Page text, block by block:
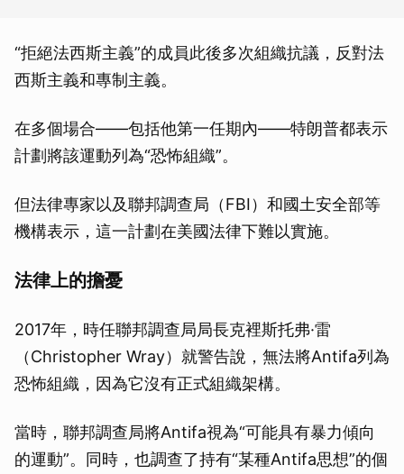
“拒絕法西斯主義”的成員此後多次組織抗議，反對法
西斯主義和專制主義。
在多個場合——包括他第一任期內——特朗普都表示
計劃將該運動列為“恐怖組織”。
但法律專家以及聯邦調查局（FBI）和國土安全部等
機構表示，這一計劃在美國法律下難以實施。
法律上的擔憂
2017年，時任聯邦調查局局長克裡斯托弗·雷
（Christopher Wray）就警告說，無法將Antifa列為
恐怖組織，因為它沒有正式組織架構。
當時，聯邦調查局將Antifa視為“可能具有暴力傾向
的運動”。同時，也調查了持有“某種Antifa思想”的個